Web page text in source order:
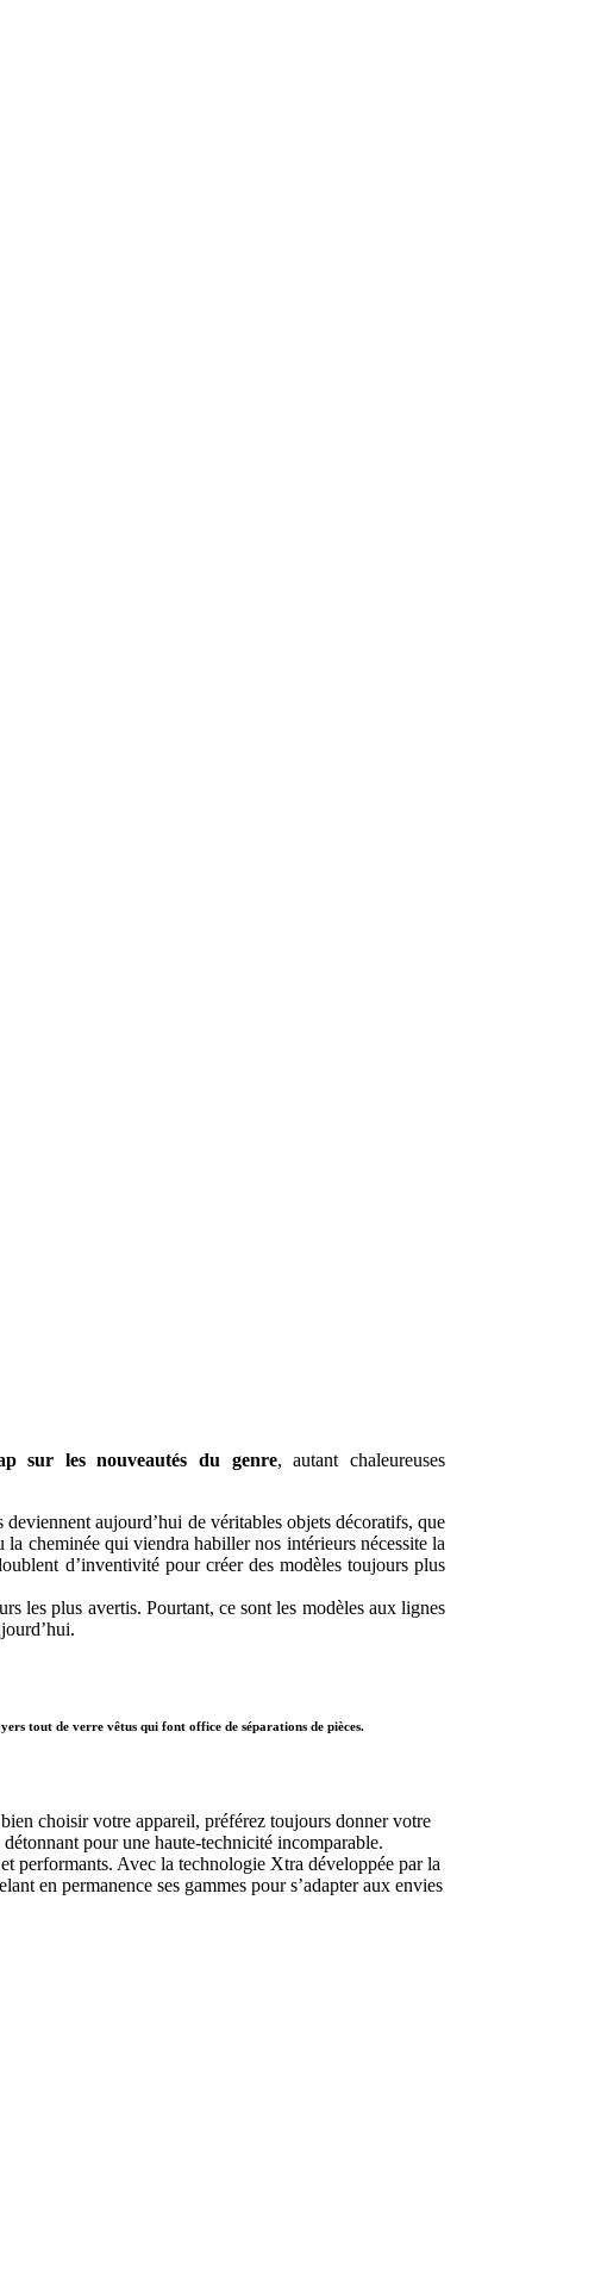
sur les nouveautés du genre, autant chaleureuses
aujourd’hui de véritables objets décoratifs, que
cheminée qui viendra habiller nos intérieurs nécessite la
d’inventivité pour créer des modèles toujours plus
les plus avertis. Pourtant, ce sont les modèles aux lignes
tout de verre vêtus qui font office de séparations de pièces.
choisir votre appareil, préférez toujours donner votre
pour une haute-technicité incomparable.
performants. Avec la technologie Xtra développée par la
en permanence ses gammes pour s’adapter aux envies